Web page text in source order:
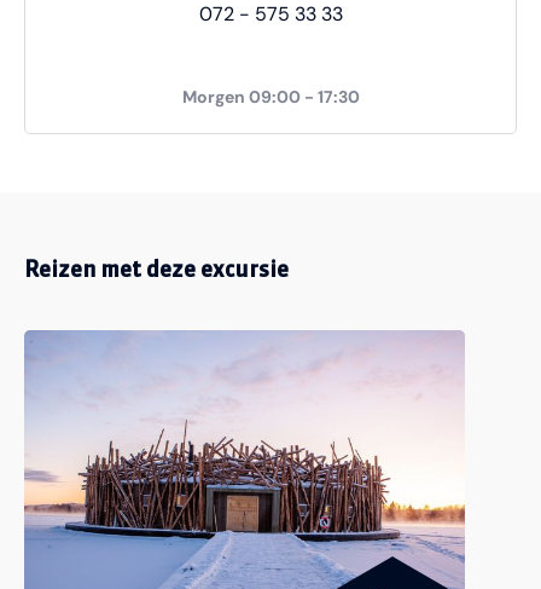
072 - 575 33 33
Morgen 09:00 - 17:30
Reizen met deze excursie